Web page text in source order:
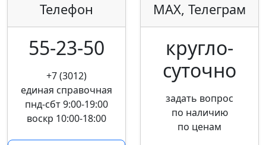
Телефон
55-23-50
+7 (3012)
единая справочная
пнд-сбт 9:00-19:00
воскр 10:00-18:00
MAX, Телеграм
кругло­
суточно
задать вопрос
по наличию
по ценам